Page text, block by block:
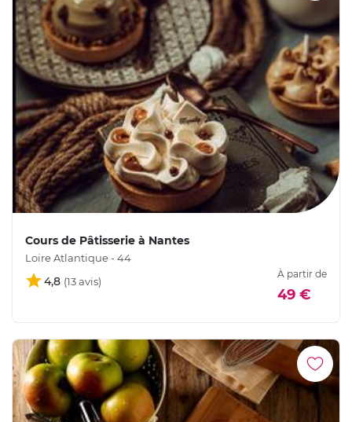
Cours de Pâtisserie à Nantes
Loire Atlantique - 44
4,8
À partir de
49 €